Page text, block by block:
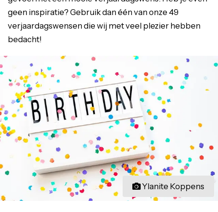
geen inspiratie? Gebruik dan één van onze 49
verjaardagswensen die wij met veel plezier hebben
bedacht!
Ylanite Koppens